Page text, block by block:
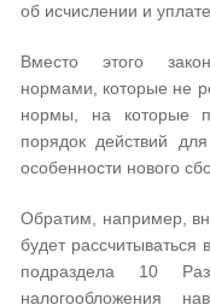
об исчислении и уплате
Вместо этого
нормами, которые не
нормы, на которые
порядок действий
особенности нового
Обратим, например,
будет
подраздела 10
налогообложения